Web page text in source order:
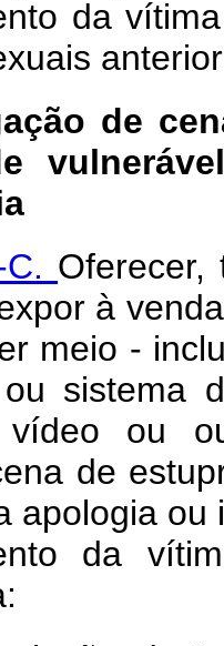
da
de
Oferecer,
à
meio -
sistema
vídeo ou
de
apologia
da